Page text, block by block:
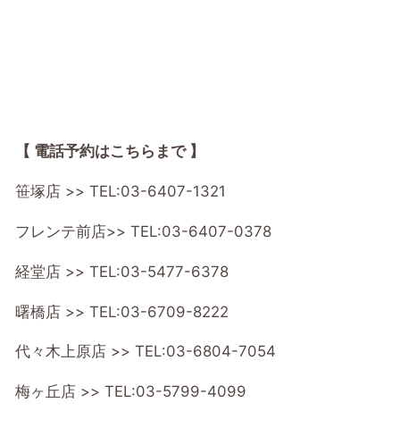
【 電話予約はこちらまで 】
笹塚店 >> TEL:03-6407-1321
フレンテ前店>> TEL:03-6407-0378
経堂店 >> TEL:03-5477-6378
曙橋店 >> TEL:03-6709-8222
代々木上原店 >> TEL:03-6804-7054
梅ヶ丘店 >> TEL:03-5799-4099